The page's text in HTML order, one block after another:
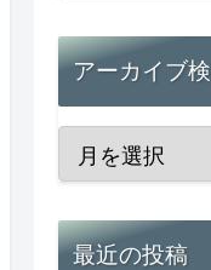
アーカイブ
最近の投稿